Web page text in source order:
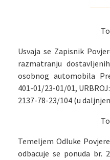
Usvaja se Zapisnik
razmatranju
osobnog automobila
401-01/23-01/01, URBROJ:
2137-78-23/104 (u
Temeljem Odluke
odbacuje se ponuda br.